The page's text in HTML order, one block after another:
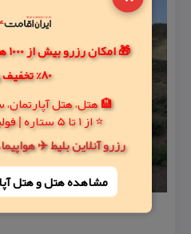
80% تخفیف واقعی
🏨 هتل، هتل
⭐ از 1 تا 5 ستاره | فولبرد | نزدیک حرم
رزرو آنلاین بلیط ✈️
مشاهده هتل و هتل‌